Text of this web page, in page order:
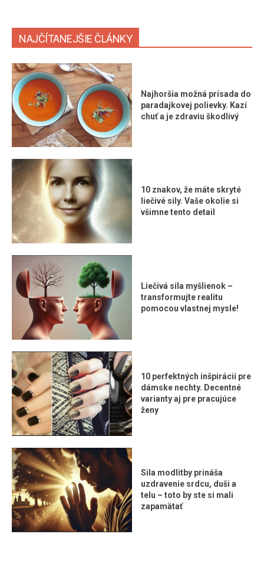
NAJČÍTANEJŠIE ČLÁNKY
Najhoršia možná prísada do
paradajkovej polievky. Kazí
chuť a je zdraviu škodlivý
10 znakov, že máte skryté
liečivé sily. Vaše okolie si
všimne tento detail
Liečivá sila myšlienok –
transformujte realitu
pomocou vlastnej mysle!
10 perfektných inšpirácií pre
dámske nechty. Decentné
varianty aj pre pracujúce
ženy
Sila modlitby prináša
uzdravenie srdcu, duši a
telu – toto by ste si mali
zapamätať